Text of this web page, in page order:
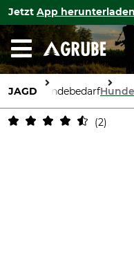
Jetzt App herunterladen
JAGD Hundebedarf
2